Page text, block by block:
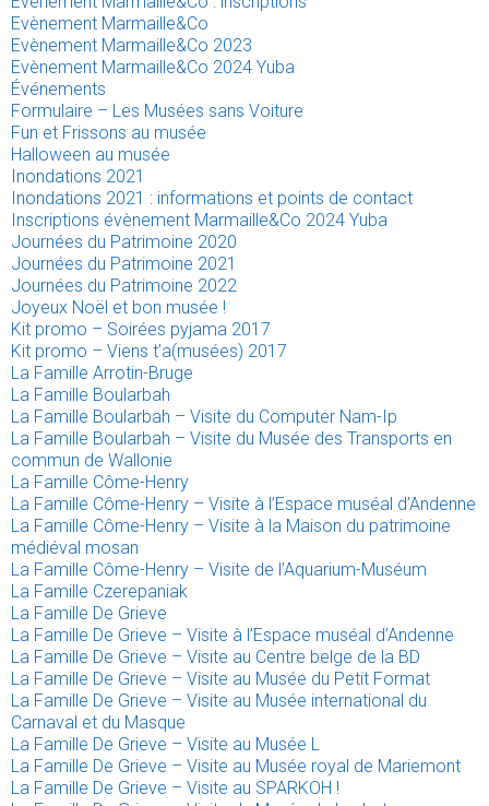
Evènement Marmaille&Co
Evènement Marmaille&Co 2023
Evènement Marmaille&Co 2024 Yuba
Événements
Formulaire – Les Musées sans Voiture
Fun et Frissons au musée
Halloween au musée
Inondations 2021
Inondations 2021 : informations et points de contact
Inscriptions évènement Marmaille&Co 2024 Yuba
Journées du Patrimoine 2020
Journées du Patrimoine 2021
Journées du Patrimoine 2022
Joyeux Noël et bon musée !
Kit promo – Soirées pyjama 2017
Kit promo – Viens t’a(musées) 2017
La Famille Arrotin-Bruge
La Famille Boularbah
La Famille Boularbah – Visite du Computer Nam-Ip
La Famille Boularbah – Visite du Musée des Transports en
commun de Wallonie
La Famille Côme-Henry
La Famille Côme-Henry – Visite à l’Espace muséal d’Andenne
La Famille Côme-Henry – Visite à la Maison du patrimoine
médiéval mosan
La Famille Côme-Henry – Visite de l’Aquarium-Muséum
La Famille Czerepaniak
La Famille De Grieve
La Famille De Grieve – Visite à l’Espace muséal d’Andenne
La Famille De Grieve – Visite au Centre belge de la BD
La Famille De Grieve – Visite au Musée du Petit Format
La Famille De Grieve – Visite au Musée international du
Carnaval et du Masque
La Famille De Grieve – Visite au Musée L
La Famille De Grieve – Visite au Musée royal de Mariemont
La Famille De Grieve – Visite au SPARKOH !